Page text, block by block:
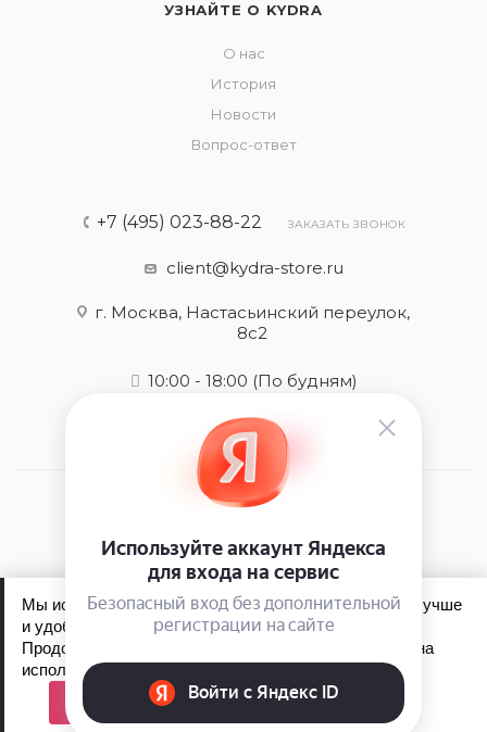
УЗНАЙТЕ О KYDRA
О нас
История
Новости
Вопрос-ответ
+7 (495) 023-88-22 ЗАКАЗАТЬ ЗВОНОК
client@kydra-store.ru
г. Москва, Настасьинский переулок,
8с2
10:00 - 18:00 (По будням)
2026 © kydra-store.ru - интернет-магазин
Обработка персональных данных
Политика конфиденциальности
Мы используем файлы cookie, чтобы сайт работал лучше
и удобнее для вас.
Продолжая пользоваться сайтом, вы соглашаетесь на
использование файлов cookie.
Принять